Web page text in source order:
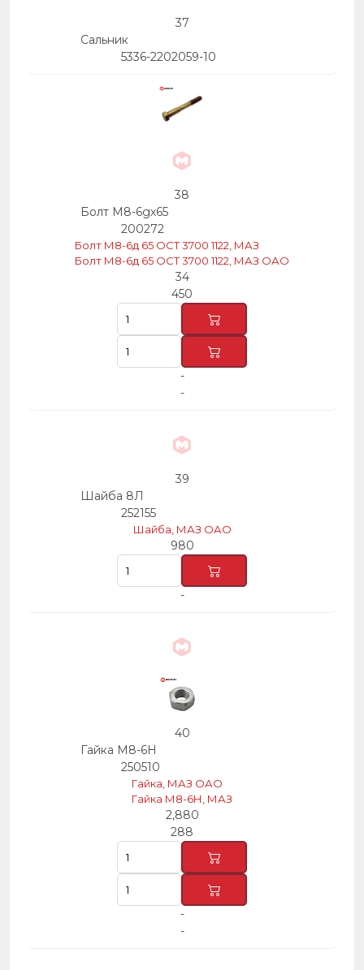
37
Сальник
5336-2202059-10
38
Болт М8-6gх65
200272
Болт М8-6д 65 ОСТ 3700 1122, МАЗ
Болт М8-6д 65 ОСТ 3700 1122, МАЗ ОАО
34
450
-
-
39
Шайба 8Л
252155
Шайба, МАЗ ОАО
980
-
40
Гайка М8-6Н
250510
Гайка, МАЗ ОАО
Гайка М8-6Н, МАЗ
2,880
288
-
-